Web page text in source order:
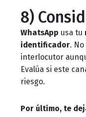
8)
WhatsApp usa tu
identificador.
interlocutor
Evalúa si este
riesgo.
Por último, te